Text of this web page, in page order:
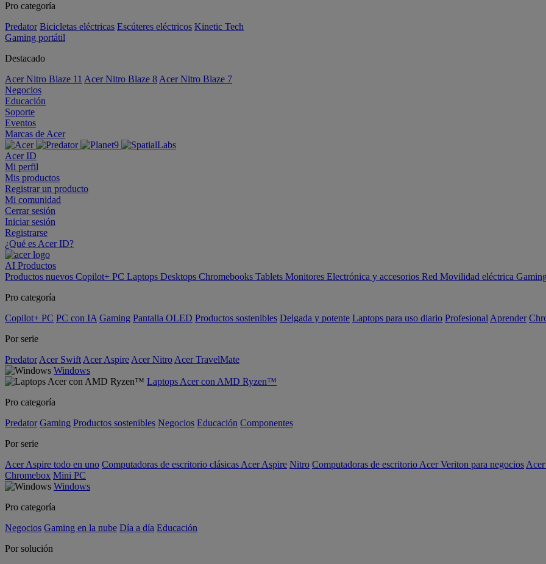
Pro categoría
Predator Bicicletas eléctricas Escúteres eléctricos Kinetic Tech
Gaming portátil
Destacado
Acer Nitro Blaze 11 Acer Nitro Blaze 8 Acer Nitro Blaze 7
Negocios
Educación
Soporte
Eventos
Marcas de Acer
Acer ID
Mi perfil
Mis productos
Registrar un producto
Mi comunidad
Cerrar sesión
Iniciar sesión
Registrarse
¿Qué es Acer ID?
AI Productos
Productos nuevos Copilot+ PC Laptops Desktops Chromebooks Tablets Monitores Electrónica y accesorios Red Movilidad eléctrica
Pro categoría
Copilot+ PC PC con IA Gaming Pantalla OLED Productos sostenibles Delgada y potente Laptops para uso diario Profesional Aprender
Por serie
Predator Acer Swift Acer Aspire Acer Nitro Acer TravelMate
Windows
Laptops Acer con AMD Ryzen™
Pro categoría
Predator Gaming Productos sostenibles Negocios Educación Componentes
Por serie
Acer Aspire todo en uno Computadoras de escritorio clásicas Acer Aspire Nitro Computadoras de escritorio Acer Veriton para negocios
Chromebox Mini PC
Windows
Pro categoría
Negocios Gaming en la nube Día a día Educación
Por solución